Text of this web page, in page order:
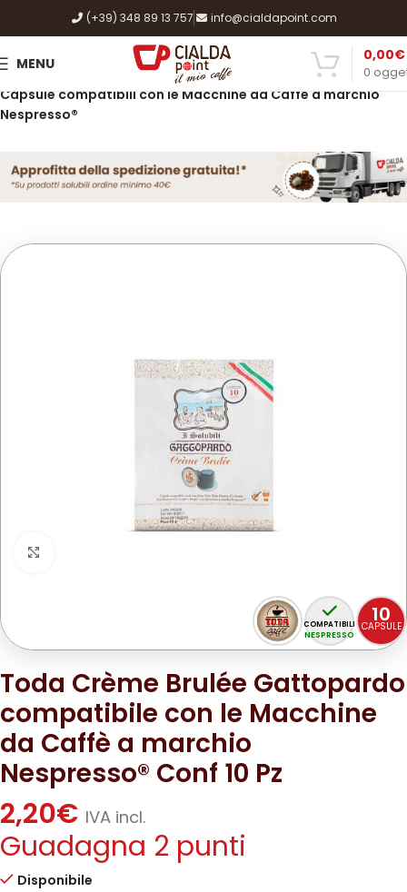
(+39) 348 89 13 757 info@cialdapoint.com
MENU 0
0,00€
Home
Caffè, Cialde e Capsule
Capsule compatibili con le Macchine da Caffè a marchio
Nespresso®
10
CAPSULE
COMPATIBILI
NESPRESSO
Toda Crème Brulée Gattopardo
compatibile con le Macchine
da Caffè a marchio
Nespresso® Conf 10 Pz
2,20€ IVA incl.
Guadagna 2 punti
Disponibile